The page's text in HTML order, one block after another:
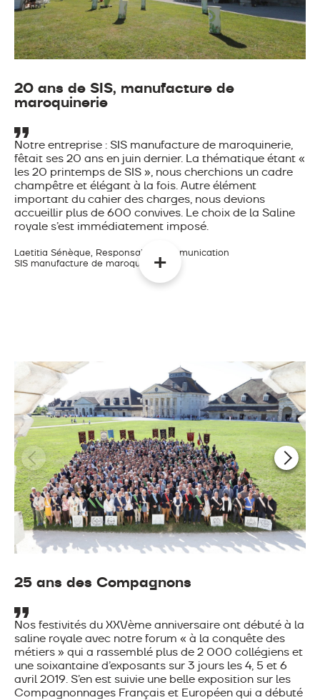
20 ans de SIS, manufacture de
maroquinerie
Notre entreprise : SIS manufacture de maroquinerie,
fêtait ses 20 ans en juin dernier. La thématique étant «
les 20 printemps de SIS », nous cherchions un cadre
champêtre et élégant à la fois. Autre élément
important du cahier des charges, nous devions
accueillir plus de 600 convives. Le choix de la Saline
royale s’est immédiatement imposé.
Laetitia Sénèque, Responsable Communication
SIS manufacture de maroquinerie
25 ans des Compagnons
Nos festivités du XXVème anniversaire ont débuté à la
saline royale avec notre forum « à la conquête des
métiers » qui a rassemblé plus de 2 000 collégiens et
une soixantaine d’exposants sur 3 jours les 4, 5 et 6
avril 2019. S’en est suivie une belle exposition sur les
Compagnonnages Français et Européen qui a débuté